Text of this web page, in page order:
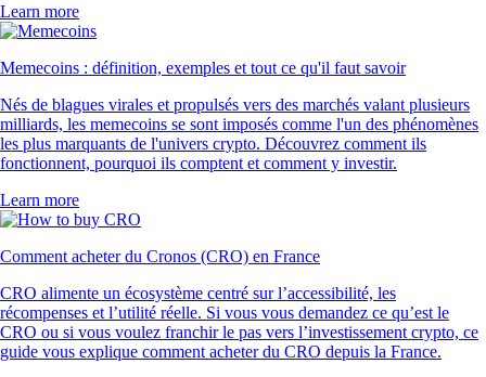
Learn more
Memecoins : définition, exemples et tout ce qu'il faut savoir
Nés de blagues virales et propulsés vers des marchés valant plusieurs
milliards, les memecoins se sont imposés comme l'un des phénomènes
les plus marquants de l'univers crypto. Découvrez comment ils
fonctionnent, pourquoi ils comptent et comment y investir.
Learn more
Comment acheter du Cronos (CRO) en France
CRO alimente un écosystème centré sur l’accessibilité, les
récompenses et l’utilité réelle. Si vous vous demandez ce qu’est le
CRO ou si vous voulez franchir le pas vers l’investissement crypto, ce
guide vous explique comment acheter du CRO depuis la France.